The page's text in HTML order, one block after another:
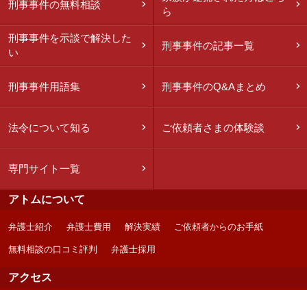
刑事事件の無料相談
ら
刑事事件を示談で解決した
い
刑事事件の記事一覧
刑事事件用語集 刑事事件のQ&Aまとめ
法令について知る ご依頼者さまの体験談
専門サイト一覧
アトムについて
弁護士紹介 弁護士費用 解決実績 ご依頼者からのお手紙
無料相談の口コミ評判 弁護士採用
アクセス